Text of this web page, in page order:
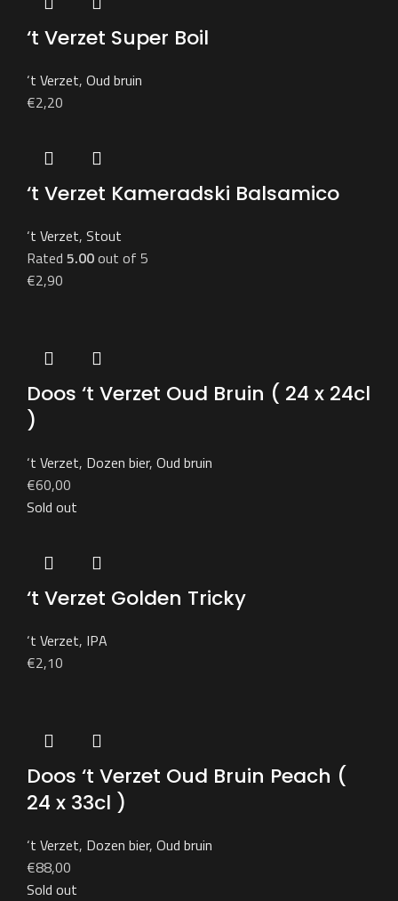
‘t Verzet Super Boil
‘t Verzet, Oud bruin
€2,20
‘t Verzet Kameradski Balsamico
‘t Verzet, Stout
Rated 5.00out of 5
€2,90
Doos ‘t Verzet Oud Bruin ( 24 x 24cl
)
‘t Verzet, Dozen bier, Oud bruin
€60,00
Sold out
‘t Verzet Golden Tricky
‘t Verzet, IPA
€2,10
Doos ‘t Verzet Oud Bruin Peach (
24 x 33cl )
‘t Verzet, Dozen bier, Oud bruin
€88,00
Sold out